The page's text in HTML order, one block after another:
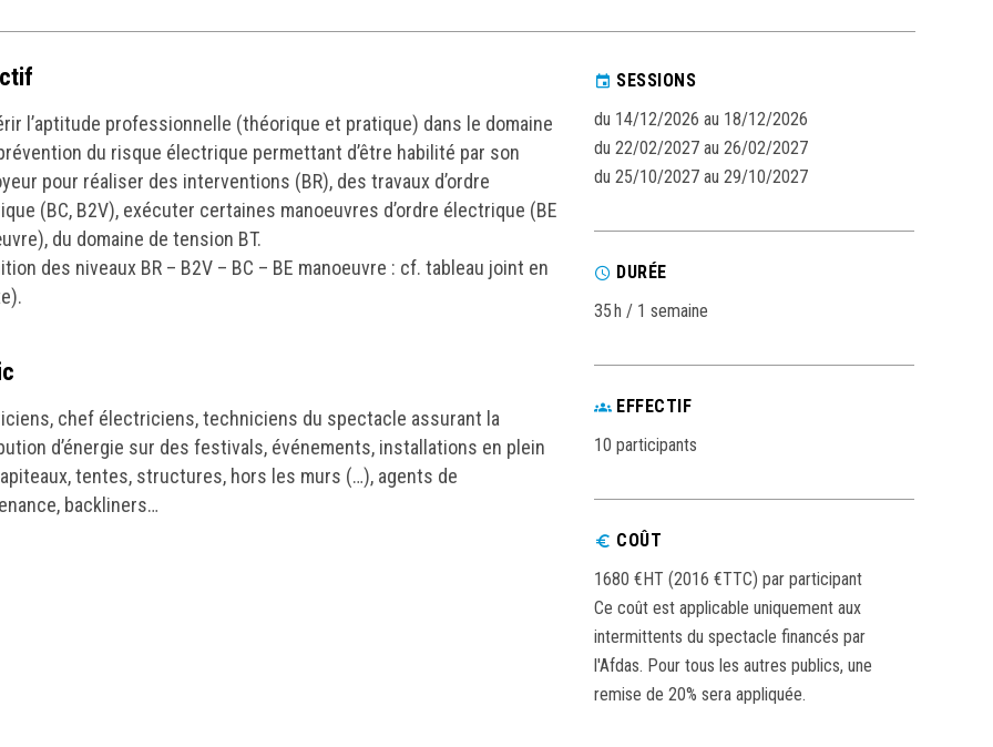
l’aptitude professionnelle (théorique et pratique) dans le domaine
du risque électrique permettant d’être habilité par son
pour réaliser des interventions (BR), des travaux d’ordre
(BC, B2V), exécuter certaines manoeuvres d’ordre électrique (BE
du domaine de tension BT.
des niveaux BR – B2V – BC – BE manoeuvre : cf. tableau joint en
chef électriciens, techniciens du spectacle assurant la
d’énergie sur des festivals, événements, installations en plein
tentes, structures, hors les murs (…), agents de
backliners…
SESSIONS
du 14/12/2026 au 18/12/2026
du 22/02/2027 au 26/02/2027
du 25/10/2027 au 29/10/2027
DURÉE
35 h / 1 semaine
EFFECTIF
10 participants
COÛT
1680 €HT (2016 €TTC) par participant
Ce coût est applicable uniquement aux
intermittents du spectacle financés par
l'Afdas. Pour tous les autres publics, une
remise de 20% sera appliquée.